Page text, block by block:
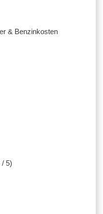
& Benzinkosten
/ 5)